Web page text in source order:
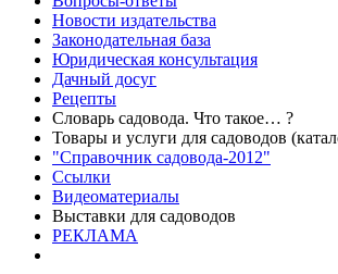
Новости издательства
Законодательная база
Юридическая консультация
Дачный досуг
Рецепты
Словарь садовода. Что такое… ?
Товары и услуги для садоводов
"Справочник садовода-2012"
Ссылки
Видеоматериалы
Выставки для садоводов
РЕКЛАМА